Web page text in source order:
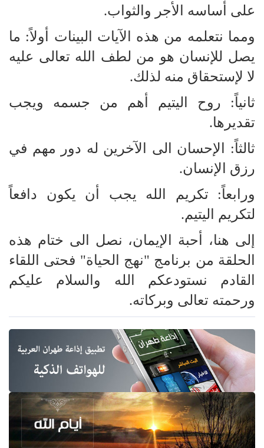
على أساسه الأجر والثواب.
ومما نتعلمه من هذه الآيات البينات أولاً: ما
يصل للإنسان هو من لطف الله تعالى عليه
لا لإستحقاق منه لذلك.
ثانياً: روح اليتيم أهم من جسمه ويجب
تقديرها.
ثالثاً: الإحسان الى الآخرين له دور مهم في
رزق الإنسان.
ورابعاً: تكريم الله يجب أن يكون دافعاً
لتكريم اليتيم.
إلى هنا، أحبة الإيمان، نصل الى ختام هذه
الحلقة من برنامج "نهج الحياة" فحتى اللقاء
القادم نستودعكم الله والسلام عليكم
ورحمته تعالى وبركاته.